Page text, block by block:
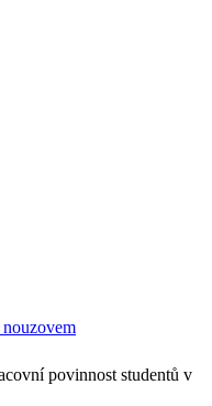
povinnost studentů v